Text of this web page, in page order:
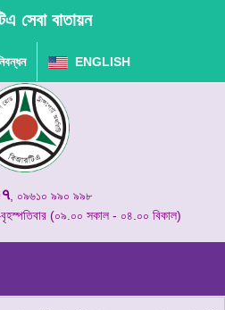
সেবা বাতায়ন
ENGLISH
, ০৯৬১০ ৯৯০ ৯৯৮
(০৯.০০ সকাল - ০৪.০০ বিকাল)